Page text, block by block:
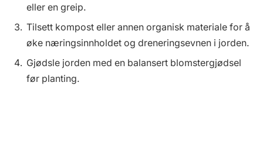
eller en greip.
Tilsett kompost eller annen organisk materiale for å
øke næringsinnholdet og dreneringsevnen i jorden.
Gjødsle jorden med en balansert blomstergjødsel
før planting.